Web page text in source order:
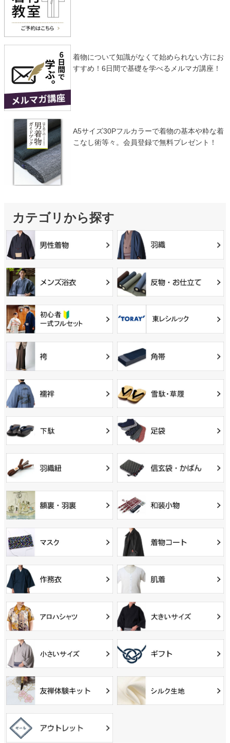
着物について知識がなくて始められない方にお
すすめ！6日間で基礎を学べるメルマガ講座！
A5サイズ30Pフルカラーで着物の基本や粋な着
こなし術等々。会員登録で無料プレゼント！
カテゴリから探す